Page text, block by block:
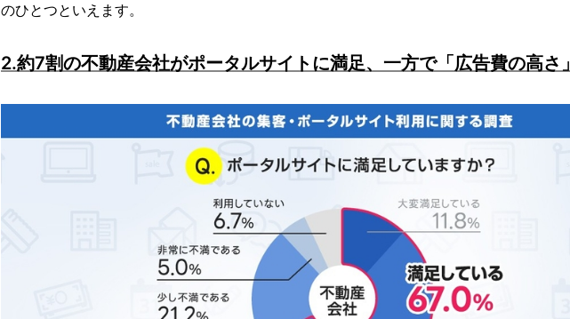
のひとつといえます。
2.約7割の不動産会社がポータルサイトに満足、一方で「広告費の高さ